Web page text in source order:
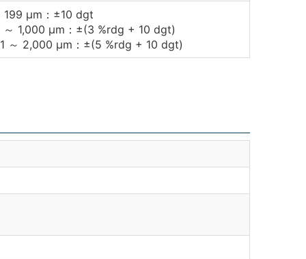
199 μm：±10 dgt
～ 1,000 μm：±(3 %rdg + 10 dgt)
～ 2,000 μm：±(5 %rdg + 10 dgt)